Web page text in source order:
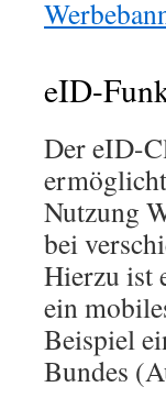
eID-
Der eID-
Nutzung
bei
Hierzu ist
ein
Beispiel
Bundes